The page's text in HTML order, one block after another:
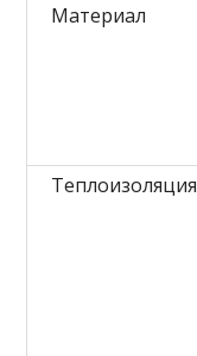
Материал
Теплоизоляция